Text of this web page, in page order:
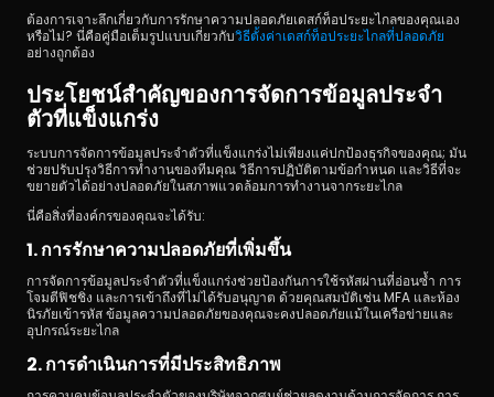
ต้องการเจาะลึกเกี่ยวกับการรักษาความปลอดภัยเดสก์ท็อประยะไกลของคุณเอง
หรือไม่? นี่คือคู่มือเต็มรูปแบบเกี่ยวกับ
อย่างถูกต้อง
ประโยชน์สำคัญของการจัดการข้อมูลประจำ
ตัวที่แข็งแกร่ง
ระบบการจัดการข้อมูลประจำตัวที่แข็งแกร่งไม่เพียงแค่ปกป้องธุรกิจของคุณ; มัน
ช่วยปรับปรุงวิธีการทำงานของทีมคุณ วิธีการปฏิบัติตามข้อกำหนด และวิธีที่จะ
ขยายตัวได้อย่างปลอดภัยในสภาพแวดล้อมการทำงานจากระยะไกล
นี่คือสิ่งที่องค์กรของคุณจะได้รับ:
1. การรักษาความปลอดภัยที่เพิ่มขึ้น
การจัดการข้อมูลประจำตัวที่แข็งแกร่งช่วยป้องกันการใช้รหัสผ่านที่อ่อนซ้ำ การ
โจมตีฟิชชิ่ง และการเข้าถึงที่ไม่ได้รับอนุญาต ด้วยคุณสมบัติเช่น MFA และห้อง
นิรภัยเข้ารหัส ข้อมูลความปลอดภัยของคุณจะคงปลอดภัยแม้ในเครือข่ายและ
อุปกรณ์ระยะไกล
2. การดำเนินการที่มีประสิทธิภาพ